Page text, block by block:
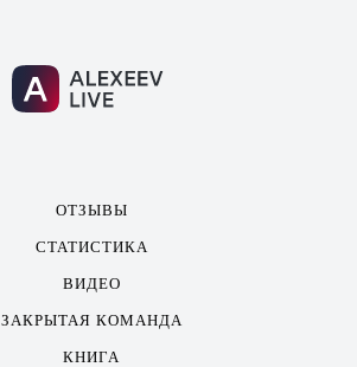
ОТЗЫВЫ
СТАТИСТИКА
ВИДЕО
ЗАКРЫТАЯ КОМАНДА
КНИГА